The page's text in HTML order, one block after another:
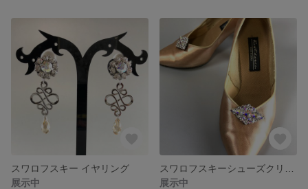
スワロフスキー イヤリング
展示中
展示中